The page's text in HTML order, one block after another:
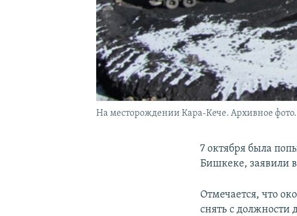
На месторождении Кара-Кече. Архивное фото.
7 октября была
Бишкеке, заявили
Отмечается, что
снять с должности